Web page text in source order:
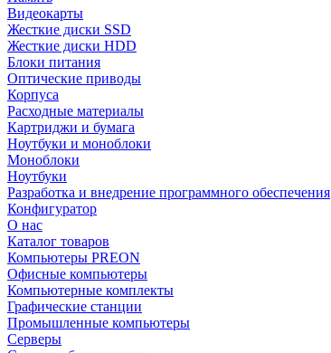
Видеокарты
Жесткие диски SSD
Жесткие диски HDD
Блоки питания
Оптические приводы
Корпуса
Расходные материалы
Картриджи и бумага
Ноутбуки и моноблоки
Моноблоки
Ноутбуки
Разработка и внедрение программного обеспечения
Конфигуратор
О нас
Каталог товаров
Компьютеры PREON
Офисные компьютеры
Компьютерные комплекты
Графические станции
Промышленные компьютеры
Серверы